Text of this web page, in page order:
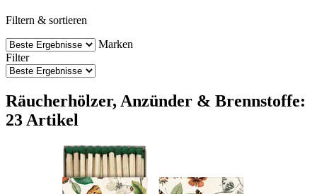
Filtern & sortieren
Marken
Filter
Räucherhölzer, Anzünder & Brennstoffe:
23 Artikel